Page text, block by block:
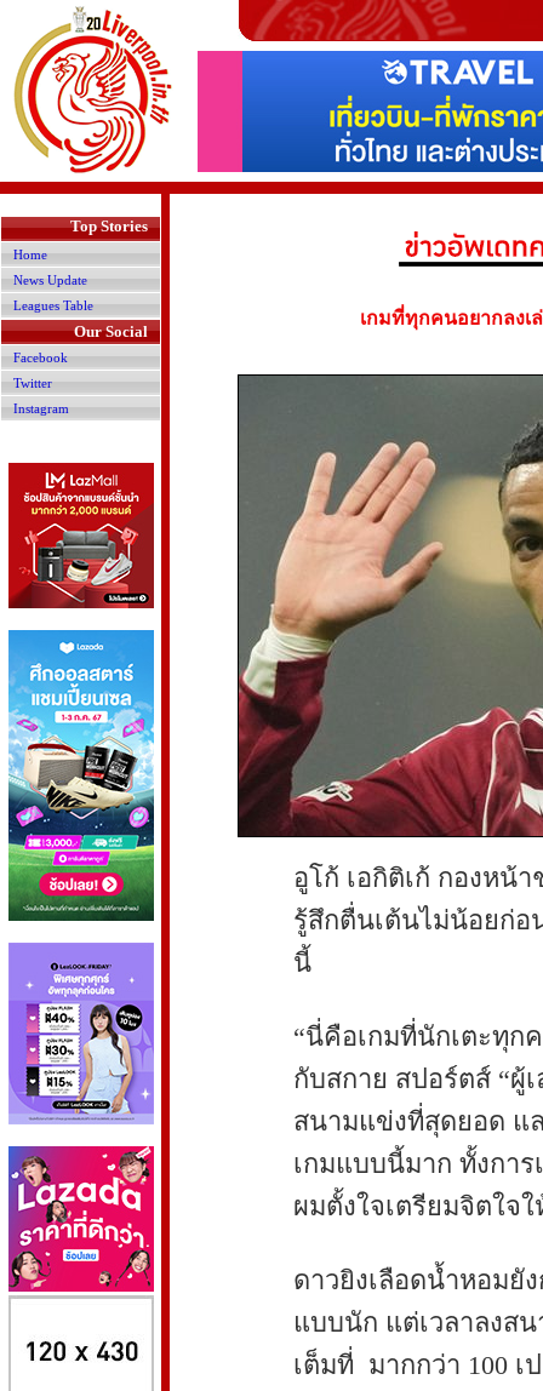
Top Stories
Home
News Update
Leagues Table
Our Social
Facebook
Twitter
Instagram
เกมที่ทุกคนอยากลงเ
อูโก้ เอกิติเก้ กองหน้
รู้สึกตื่นเต้นไม่น้อยก่อ
นี้
“นี่คือเกมที่นักเตะทุก
กับสกาย สปอร์ตส์ “ผู้
สนามแข่งที่สุดยอด แ
เกมแบบนี้มาก ทั้งกา
ผมตั้งใจเตรียมจิตใจ
ดาวยิงเลือดน้ำหอมยั
แบบนัก แต่เวลาลงส
เต็มที่ มากกว่า 100 เ